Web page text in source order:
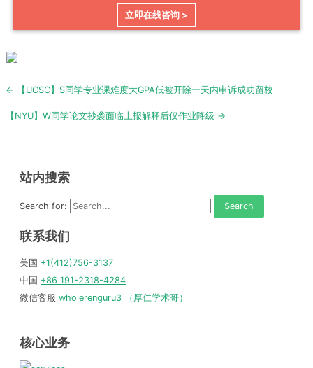
立即在线咨询 >
Post
← 【UCSC】S同学专业课难度大GPA低被开除一天内申诉成功留校
【NYU】W同学论文抄袭面临上报解释后仅作业降级 →
站内搜索
Search for:
联系我们
美国 +1(412)756-3137
中国 +86 191-2318-4284
微信客服 wholerenguru3 （厚仁学术哥）
核心业务